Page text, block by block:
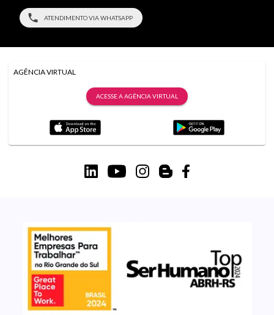
ATENDIMENTO VIA WHATSAPP
AGÊNCIA VIRTUAL
ACESSE A AGÊNCIA VIRTUAL